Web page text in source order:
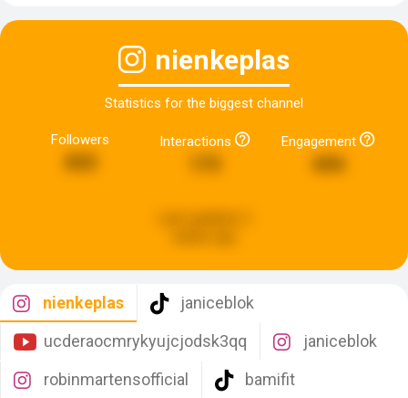
nienkeplas
Statistics for the biggest channel
Followers Interactions Engagement
nienkeplas
janiceblok
ucderaocmrykyujcjodsk3qq
janiceblok
robinmartensofficial
bamifit